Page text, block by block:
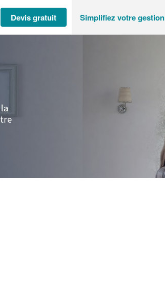
Devis gratuit Simplifiez votre gestion